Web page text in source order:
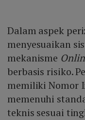
Dalam aspek
menyesuaikan
mekanisme
berbasis risiko.
memiliki Nomor
memenuhi
teknis sesuai